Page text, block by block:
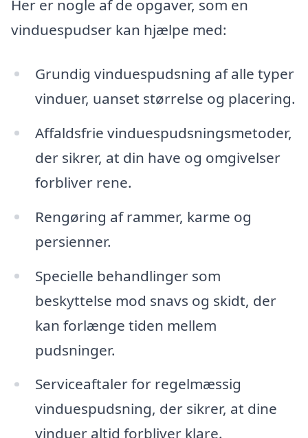
Her er nogle af de opgaver, som en
vinduespudser kan hjælpe med:
Grundig vinduespudsning af alle typer
vinduer, uanset størrelse og placering.
Affaldsfrie vinduespudsningsmetoder,
der sikrer, at din have og omgivelser
forbliver rene.
Rengøring af rammer, karme og
persienner.
Specielle behandlinger som
beskyttelse mod snavs og skidt, der
kan forlænge tiden mellem
pudsninger.
Serviceaftaler for regelmæssig
vinduespudsning, der sikrer, at dine
vinduer altid forbliver klare.